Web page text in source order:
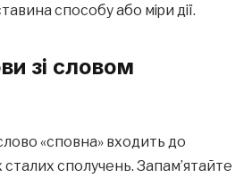
способу або міри дії.
зі словом
«сповна» входить до
сполучень. Запам’ятайте